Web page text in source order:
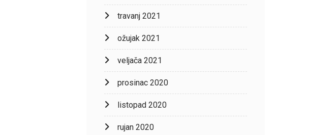
travanj 2021
ožujak 2021
veljača 2021
prosinac 2020
listopad 2020
rujan 2020